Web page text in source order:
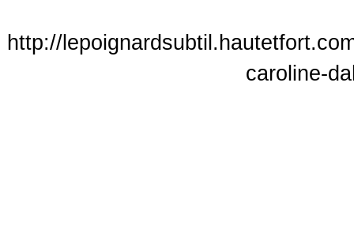
http://
caroline-